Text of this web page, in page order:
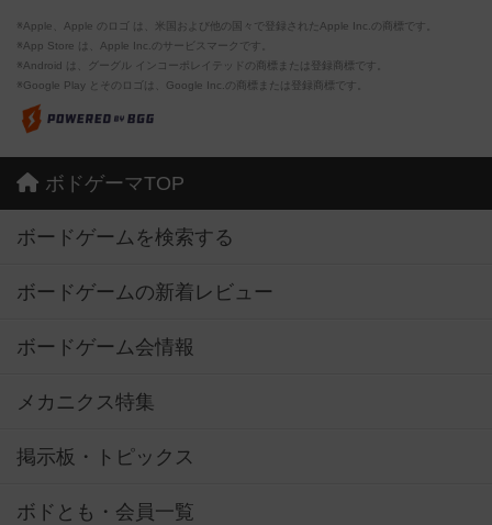
※Apple、Apple のロゴ は、米国および他の国々で登録されたApple Inc.の商標です。
※App Store は、Apple Inc.のサービスマークです。
※Android は、グーグル インコーポレイテッドの商標または登録商標です。
※Google Play とそのロゴは、Google Inc.の商標または登録商標です。
ボドゲーマTOP
ボードゲームを検索する
ボードゲームの新着レビュー
ボードゲーム会情報
メカニクス特集
掲示板・トピックス
ボドとも・会員一覧